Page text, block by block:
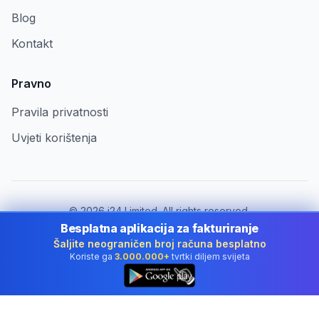
Blog
Kontakt
Pravno
Pravila privatnosti
Uvjeti korištenja
©2026i24 Limited. All rights reserved.
Za tvrtke u Croatia
Promijeni državu:
Croatia
Besplatna aplikacija za fakturiranje
Šaljite neograničen broj računa besplatno
Koriste ga 3.000.000+ tvrtki diljem svijeta
👆